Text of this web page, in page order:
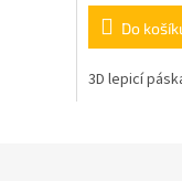
Do
3D lepicí